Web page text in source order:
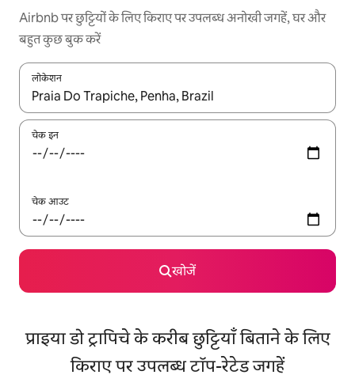
Airbnb पर छुट्टियों के लिए किराए पर उपलब्ध अनोखी जगहें, घर और
बहुत कुछ बुक करें
लोकेशन
नतीजों के उपलब्ध होने पर, अप और डाउन 'ऐरो की' का इस्तेमाल करके नेविगेट
चेक इन
चेक आउट
खोजें
प्राइया डो ट्रापिचे के करीब छुट्टियाँ बिताने के लिए
किराए पर उपलब्ध टॉप-रेटेड जगहें